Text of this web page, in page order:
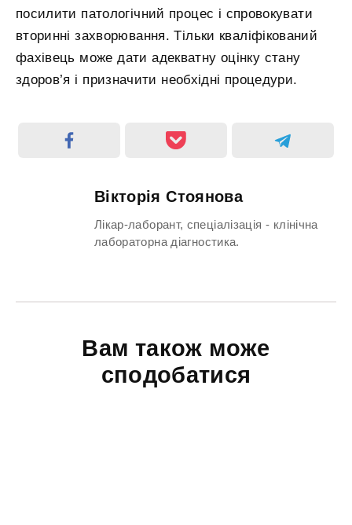
посилити патологічний процес і спровокувати
вторинні захворювання. Тільки кваліфікований
фахівець може дати адекватну оцінку стану
здоров’я і призначити необхідні процедури.
Вікторія Стоянова
Лікар-лаборант, спеціалізація - клінічна
лабораторна діагностика.
Вам також може
сподобатися